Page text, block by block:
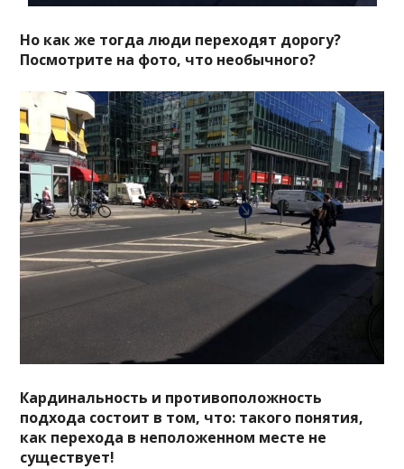
Но как же тогда люди переходят дорогу?
Посмотрите на фото, что необычного?
Кардинальность и противоположность
подхода состоит в том, что: такого понятия,
как перехода в неположенном месте не
существует!